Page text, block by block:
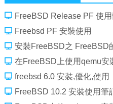
FreeBSD Release PF 使
Freebsd PF 安裝使用
安裝FreeBSD之 FreeBSD
在FreeBSD上使用qemu安
freebsd 6.0 安裝,優化,使用
FreeBSD 10.2 安裝使用筆